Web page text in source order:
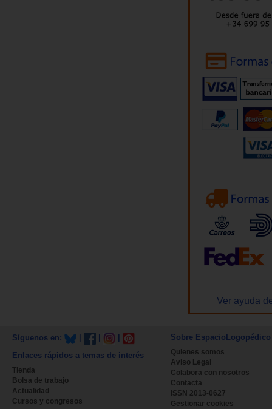
Ver ayuda
Síguenos en:
Enlaces rápidos a temas de interés
Tienda
Bolsa de trabajo
Actualidad
Cursos y congresos
Sobre EspacioLogopédico
Quienes somos
Aviso Legal
Colabora con nosotros
Contacta
ISSN 2013-0627
Gestionar cookies